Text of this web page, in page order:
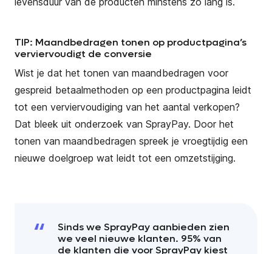
TIP: Maandbedragen tonen op productpagina’s
verviervoudigt de conversie
Wist je dat het tonen van maandbedragen voor
gespreid betaalmethoden op een productpagina leidt
tot een verviervoudiging van het aantal verkopen?
Dat bleek uit onderzoek van SprayPay. Door het
tonen van maandbedragen spreek je vroegtijdig een
nieuwe doelgroep wat leidt tot een omzetstijging.
Sinds we SprayPay aanbieden zien
we veel nieuwe klanten. 95% van
de klanten die voor SprayPay kiest